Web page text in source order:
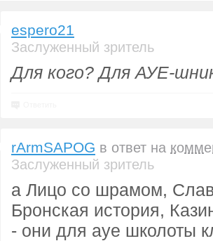
espero21
Заслуженный зритель
Для кого? Для АУЕ-
rArmSAPOG в ответ на
Заслуженный зритель
а Лицо со шрамом,
Бронская история,
- они для ауе школоты